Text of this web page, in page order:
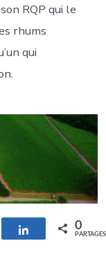
RQP qui le
rhums
qui
Partagez 0
PARTAGES